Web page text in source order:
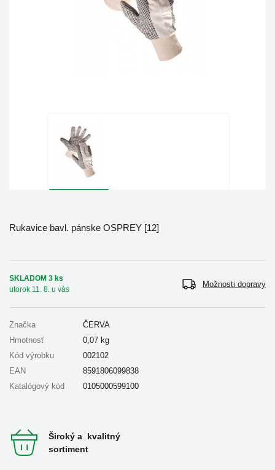
Rukavice bavl. pánske OSPREY [12]
SKLADOM 3 ks
utorok 11. 8. u vás
Možnosti dopravy
Značka
ČERVA
Hmotnosť
0,07 kg
Kód výrobku
002102
EAN
8591806099838
Katalógový kód
0105000599100
Široký a kvalitný
sortiment